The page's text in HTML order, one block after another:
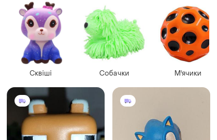
Сквіші Собачки М'ячики